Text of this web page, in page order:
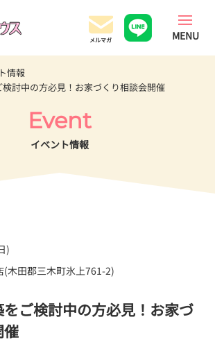
の
超
ロ
住
情報
検討中の方必見！お家づくり相談会開催
Event
イベント情報
)
(木田郡三木町氷上761-2)
をご検討中の方必見！お家づ
催